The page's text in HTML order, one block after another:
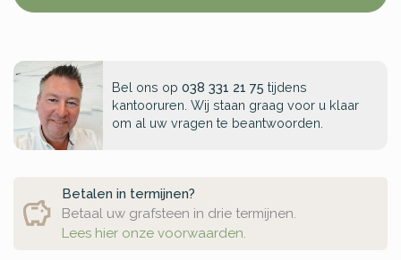
Bel ons op 038 331 21 75 tijdens
kantooruren. Wij staan graag voor u klaar
om al uw vragen te beantwoorden.
Betalen in termijnen?
Betaal uw grafsteen in drie termijnen.
Lees hier onze voorwaarden.